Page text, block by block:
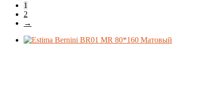
Материал
Формат
1
2
→